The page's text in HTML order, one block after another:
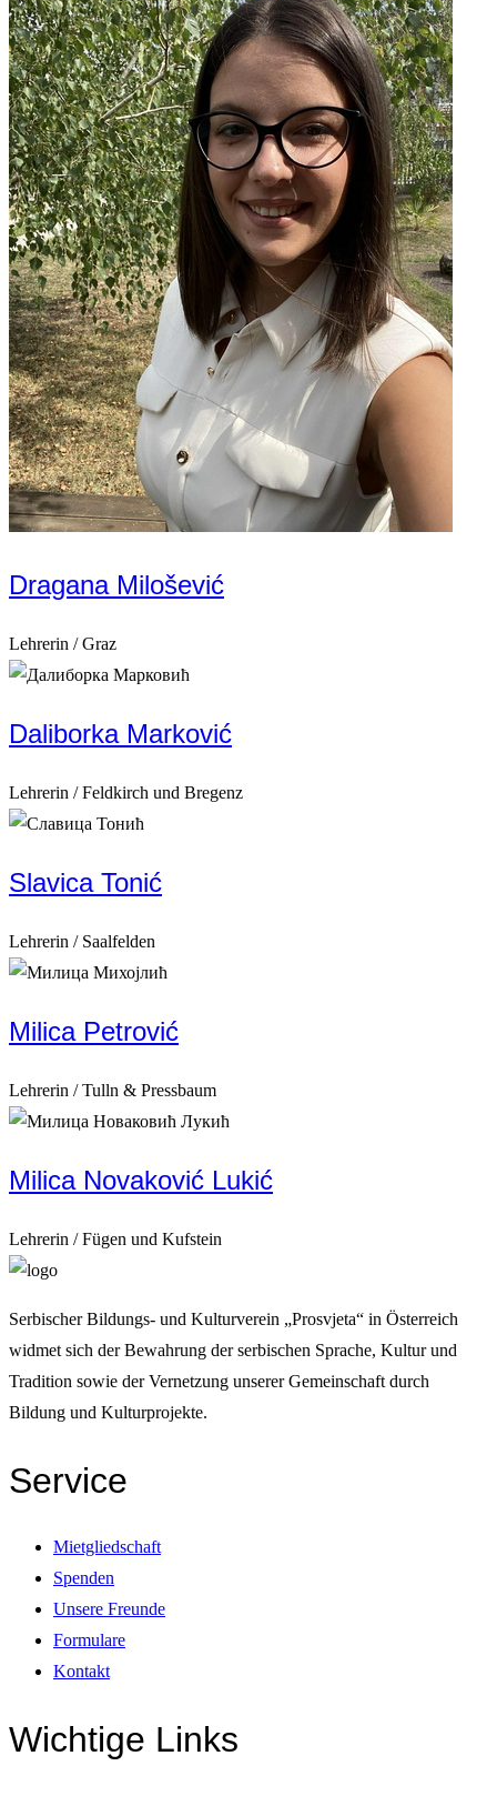
Dragana Milošević
Lehrerin / Graz
Daliborka Marković
Lehrerin / Feldkirch und Bregenz
Slavica Tonić
Lehrerin / Saalfelden
Milica Petrović
Lehrerin / Tulln & Pressbaum
Milica Novaković Lukić
Lehrerin / Fügen und Kufstein
Serbischer Bildungs- und Kulturverein „Prosvjeta“ in Österreich
widmet sich der Bewahrung der serbischen Sprache, Kultur und
Tradition sowie der Vernetzung unserer Gemeinschaft durch
Bildung und Kulturprojekte.
Service
Mietgliedschaft
Spenden
Unsere Freunde
Formulare
Kontakt
Wichtige Links